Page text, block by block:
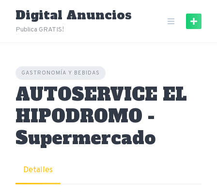
content
Digital Anuncios
Publica GRATIS!
GASTRONOMÍA Y BEBIDAS
AUTOSERVICE EL
HIPODROMO -
Supermercado
Detalles